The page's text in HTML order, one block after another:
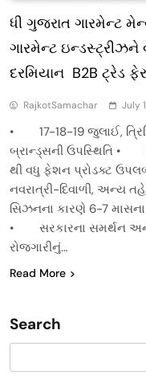
ધી ગુજરાત ગારમેન્ટ
ગારમેન્ટ
દરમિયાન B2B ટ્રેડ
RajkotSamachar July
• 17-18-19 જુલાઈ,
બ્રાન્ડ્સની ઉપસ્થિતિ •
થી વધુ ફેશન પ્રોડક્ટ
નવરાત્રી-દિવાળી, અન્ય
સિઝનના કારણે 6-7
• સરકારના સમર્થન અને
રોજગારીનું…
Read More
Search